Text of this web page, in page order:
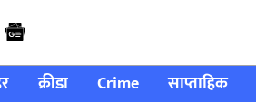
क्रीडा Crime साप्ताहिक